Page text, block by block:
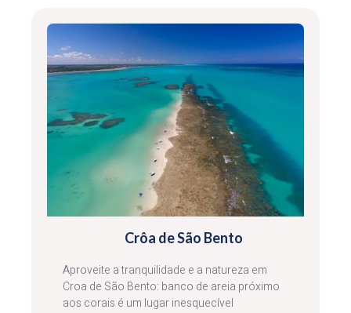
Crôa de São Bento
Aproveite a tranquilidade e a natureza em
Croa de São Bento: banco de areia próximo
aos corais é um lugar inesquecível